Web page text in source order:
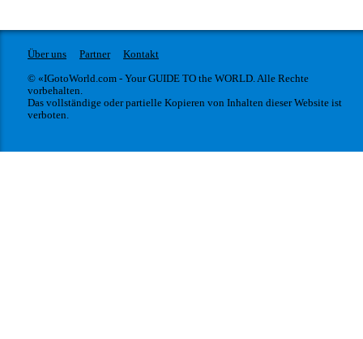
Über uns Partner
Kontakt
© «IGotoWorld.com - Your GUIDE TO the WORLD. Alle Rechte
vorbehalten.
Das vollständige oder partielle Kopieren von Inhalten dieser Website ist
verboten.